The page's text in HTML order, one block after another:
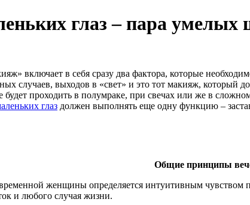
глаз – пара умелых
включает в себя сразу два фактора, которые
случаев, выходов в «свет» и это тот макияж, который
проходить в полумраке, при свечах или же в
глаз должен выполнять еще одну функцию –
Общие принципы
женщины определяется интуитивным
и любого случая жизни.